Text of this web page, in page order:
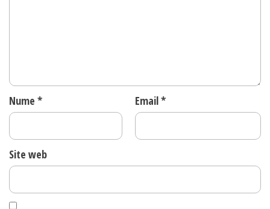
Nume * Email*
Site web